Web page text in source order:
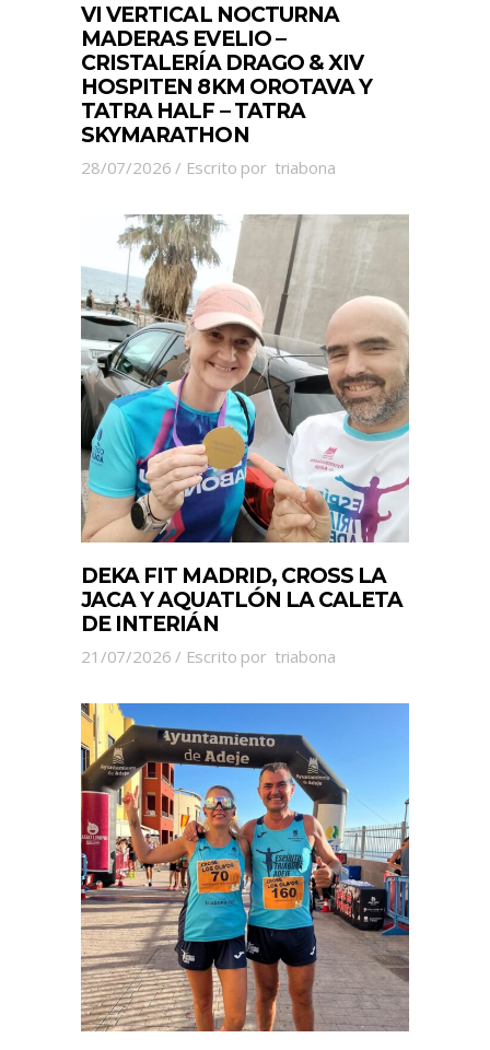
VI VERTICAL NOCTURNA
MADERAS EVELIO –
CRISTALERÍA DRAGO & XIV
HOSPITEN 8KM OROTAVA Y
TATRA HALF – TATRA
SKYMARATHON
28/07/2026 Escrito por triabona
DEKA FIT MADRID, CROSS LA
JACA Y AQUATLÓN LA CALETA
DE INTERIÁN
21/07/2026 Escrito por triabona